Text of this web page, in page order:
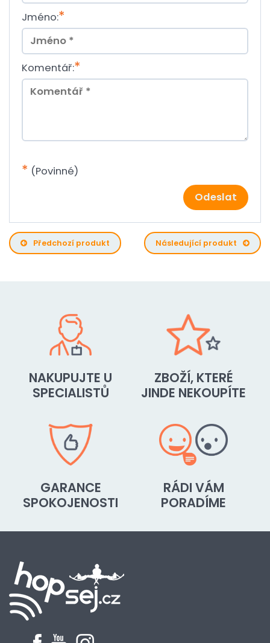
Jméno:*
Komentář:*
* (Povinné)
Odeslat
Předchozí produkt Následující produkt
NAKUPUJTE U
SPECIALISTŮ
ZBOŽÍ, KTERÉ
JINDE NEKOUPÍTE
GARANCE
SPOKOJENOSTI
RÁDI VÁM
PORADÍME